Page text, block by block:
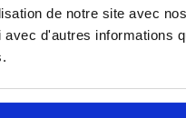
de notre site avec nos
d'autres informations